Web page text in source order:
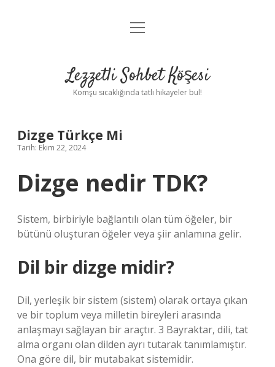
Anasayfa
Yasal Uyarı
menüyü
Lezzetli Sohbet Köşesi
Komşu sıcaklığında tatlı hikayeler bul!
Dizge Türkçe Mi
Tarih: Ekim 22, 2024
Dizge nedir TDK?
Sistem, birbiriyle bağlantılı olan tüm öğeler, bir
bütünü oluşturan öğeler veya şiir anlamına gelir.
Dil bir dizge midir?
Dil, yerleşik bir sistem (sistem) olarak ortaya çıkan
ve bir toplum veya milletin bireyleri arasında
anlaşmayı sağlayan bir araçtır. 3 Bayraktar, dili, tat
alma organı olan dilden ayrı tutarak tanımlamıştır.
Ona göre dil, bir mutabakat sistemidir.